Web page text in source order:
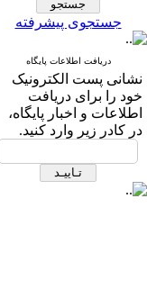
جستجوی پیشرفته
دریافت اطلاعات پایگاه
نشانی پست الکترونیک
خود را برای دریافت
اطلاعات و اخبار پایگاه،
در کادر زیر وارد کنید.